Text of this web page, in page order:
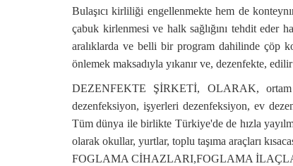
Bulaşıcı kirliliği engellenmekte hem de
çabuk kirlenmesi ve halk sağlığını tehdit eder
aralıklarda ve belli bir program dahilinde çöp
önlemek maksadıyla yıkanır ve, dezenfekte, edilir
DEZENFEKTE ŞİRKETİ, OLARAK, ortam
dezenfeksiyon, işyerleri dezenfeksiyon, ev
Tüm dünya ile birlikte Türkiye'de de hızla
olarak okullar, yurtlar, toplu taşıma araçları
FOGLAMA CİHAZLARI,FOGLAMA